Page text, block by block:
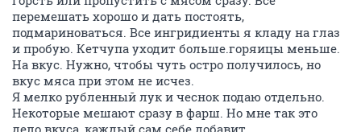
перемешать хорошо и дать постоять,
подмариноваться. Все ингридиенты я кладу на глаз
и пробую. Кетчупа уходит больше.горяицы меньше.
На вкус. Нужно, чтобы чуть остро получилось, но
вкус мяса при этом не исчез.
Я мелко рубленный лук и чеснок подаю отдельно.
Некоторые мешают сразу в фарш. Но мне так это
дело вкуса, каждый сам себе добавит.